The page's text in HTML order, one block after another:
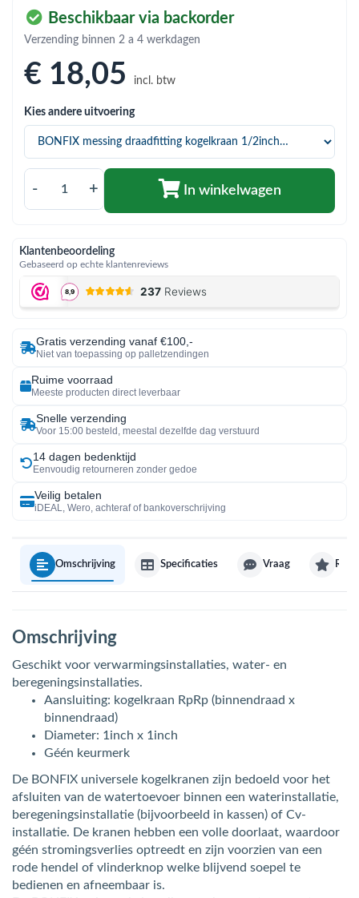
(Rookkanalen)
(Sanitair)
(Zonneboilersets & onderdelen)
Beschikbaar via backorder
Verzending binnen 2 a 4 werkdagen
€ 18,05 incl. btw
Kies andere uitvoering
- + In winkelwagen
Klantenbeoordeling
Gebaseerd op echte klantenreviews
Gratis verzending vanaf €100,-
Niet van toepassing op palletzendingen
Ruime voorraad
Meeste producten direct leverbaar
Snelle verzending
Voor 15:00 besteld, meestal dezelfde dag verstuurd
14 dagen bedenktijd
Eenvoudig retourneren zonder gedoe
Veilig betalen
iDEAL, Wero, achteraf of bankoverschrijving
Omschrijving Specificaties Vraag
Omschrijving
Geschikt voor verwarmingsinstallaties, water- en
beregeningsinstallaties.
Aansluiting: kogelkraan RpRp (binnendraad x
binnendraad)
Diameter: 1inch x 1inch
Géén keurmerk
De BONFIX universele kogelkranen zijn bedoeld voor het
afsluiten van de watertoevoer binnen een waterinstallatie,
beregeningsinstallatie (bijvoorbeeld in kassen) of Cv-
installatie. De kranen hebben een volle doorlaat, waardoor
géén stromingsverlies optreedt en zijn voorzien van een
rode hendel of vlinderknop welke blijvend soepel te
bedienen en afneembaar is.